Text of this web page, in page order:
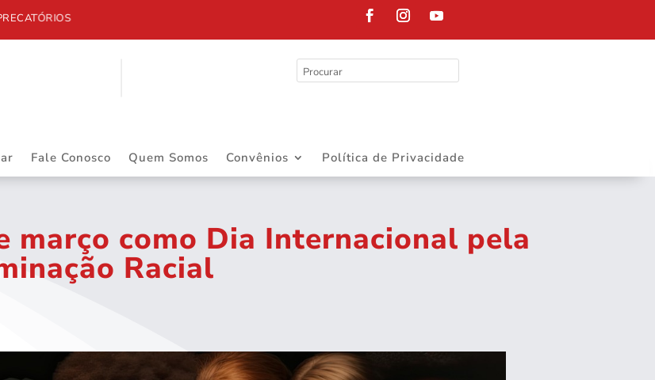
Fale Conosco Quem Somos Convênios Política de Privacidade
março como Dia Internacional pela
Racial